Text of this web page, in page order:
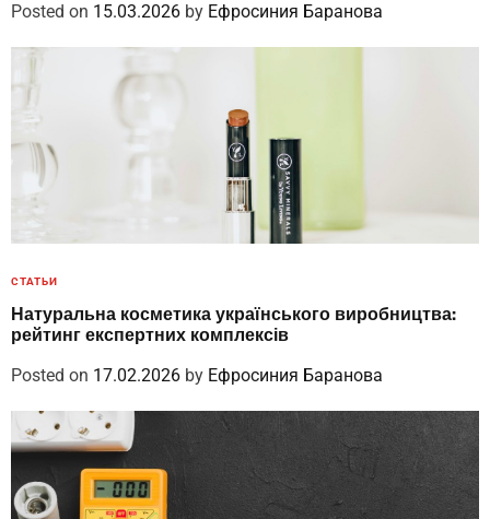
Posted on 15.03.2026 by Ефросиния Баранова
СТАТЬИ
Натуральна косметика українського виробництва:
рейтинг експертних комплексів
Posted on 17.02.2026 by Ефросиния Баранова